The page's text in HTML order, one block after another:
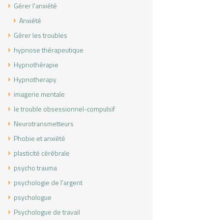
Gérer l'anxiété
Anxiété
Gérer les troubles
hypnose thérapeutique
Hypnothérapie
Hypnotherapy
imagerie mentale
le trouble obsessionnel-compulsif
Neurotransmetteurs
Phobie et anxiété
plasticité cérébrale
psycho trauma
psychologie de l'argent
psychologue
Psychologue de travail